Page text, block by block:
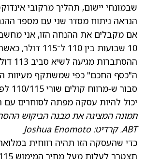
שבמונחי יישום, תהליך מרקובי
הנראה ניתוח מסדר שני עם מספר
אם מקבלים את ההנחה הזו, אני
10 שבועות בין 110
ה"כסף החכם" כפי שמשתקף מעיוות
סבור ש‑מרווח קולים שורי 110/115 לפקיעה ב־20 במרץ
יכול להיות עסקה מפתה לסוחרים עם
תמונה המציגה את מבנה הביקוש
ABT. קרדיט: Joshua Enomoto